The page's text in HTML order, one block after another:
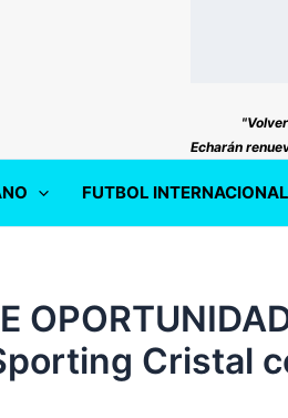
Echarán
FUTBOL INTERNACIONAL
Cristal